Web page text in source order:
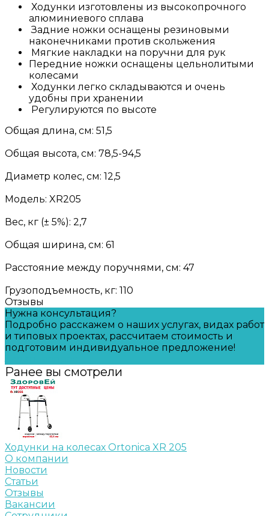
Ходунки изготовлены из высокопрочного
алюминиевого сплава
Задние ножки оснащены резиновыми
наконечниками против скольжения
Мягкие накладки на поручни для рук
Передние ножки оснащены цельнолитыми
колесами
Ходунки легко складываются и очень
удобны при хранении
Регулируются по высоте
Общая длина, см: 51,5
Общая высота, см: 78,5-94,5
Диаметр колес, см: 12,5
Модель: XR205
Вес, кг (± 5%): 2,7
Общая ширина, см: 61
Расстояние между поручнями, см: 47
Грузоподъемность, кг: 110
Отзывы
Нужна консультация?
Подробно расскажем о наших услугах, видах работ
и типовых проектах, рассчитаем стоимость и
подготовим индивидуальное предложение!
Ранее вы смотрели
Ходунки на колесах Ortonica XR 205
О компании
Новости
Статьи
Отзывы
Вакансии